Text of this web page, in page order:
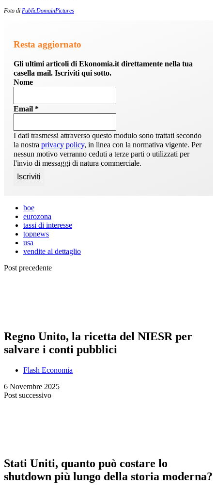
Foto di PublicDomainPictures
Resta aggiornato
Gli ultimi articoli di Ekonomia.it direttamente nella tua
casella mail. Iscriviti qui sotto.
Nome
Email *
I dati trasmessi attraverso questo modulo sono trattati secondo
la nostra privacy policy, in linea con la normativa vigente. Per
nessun motivo verranno ceduti a terze parti o utilizzati per
l'invio di messaggi di natura commerciale.
boe
eurozona
tassi di interesse
topnews
usa
vendite al dettaglio
Post precedente
Regno Unito, la ricetta del NIESR per
salvare i conti pubblici
Flash Economia
6 Novembre 2025
Post successivo
Stati Uniti, quanto può costare lo
shutdown più lungo della storia moderna?